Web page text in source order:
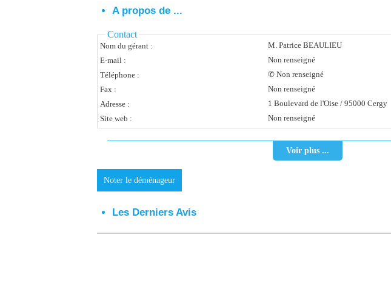
A propos de ...
Contact
Nom du gérant :
M. Patrice BEAULIEU
E-mail :
Non renseigné
Téléphone :
✆ Non renseigné
Fax :
Non renseigné
Adresse :
1 Boulevard de l'Oise / 95000 Cergy
Site web :
Non renseigné
Voir plus ...
Noter le déménageur
Les Derniers Avis